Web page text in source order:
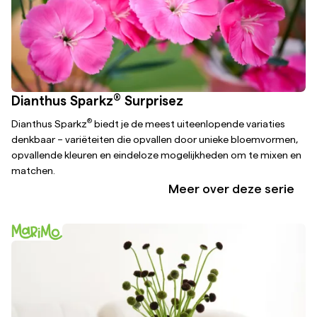
Dianthus Sparkz® Surprisez
Dianthus Sparkz® biedt je de meest uiteenlopende variaties
denkbaar – variëteiten die opvallen door unieke bloemvormen,
opvallende kleuren en eindeloze mogelijkheden om te mixen en
matchen.
Meer over deze serie